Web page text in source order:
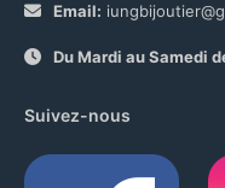
Email:
Du Mardi au Samedi
Suivez-nous